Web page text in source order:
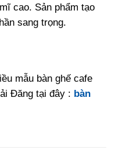
cao. Sản phẩm tạo
sang trọng.
mẫu bàn ghế cafe
Đăng tại đây : bàn